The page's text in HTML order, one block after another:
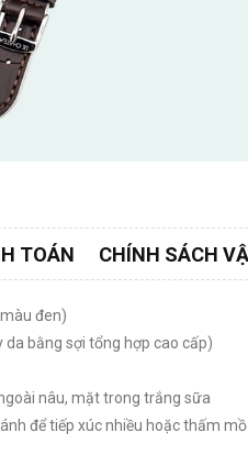
TOÁN CHÍNH SÁCH
đen)
bằng sợi tổng hợp cao cấp)
nâu, mặt trong trắng sữa
để tiếp xúc nhiều hoặc thấm